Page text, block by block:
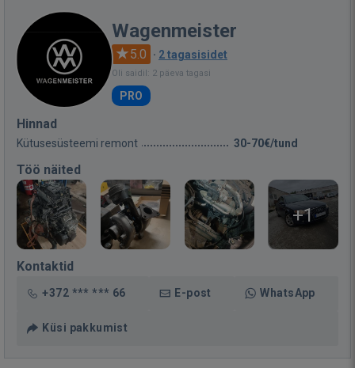
Wagenmeister
5.0 · 2 tagasisidet
Oli saidil: 2 päeva tagasi
PRO
Hinnad
Kütusesüsteemi remont 30-70€/tund
Töö näited
+1
Kontaktid
+372 *** *** 66 E-post WhatsApp
Küsi pakkumist